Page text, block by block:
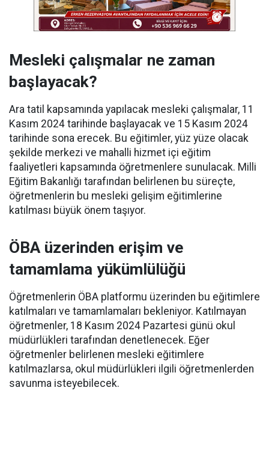
Mesleki çalışmalar ne zaman
başlayacak?
Ara tatil kapsamında yapılacak mesleki çalışmalar, 11
Kasım 2024 tarihinde başlayacak ve 15 Kasım 2024
tarihinde sona erecek. Bu eğitimler, yüz yüze olacak
şekilde merkezi ve mahalli hizmet içi eğitim
faaliyetleri kapsamında öğretmenlere sunulacak. Milli
Eğitim Bakanlığı tarafından belirlenen bu süreçte,
öğretmenlerin bu mesleki gelişim eğitimlerine
katılması büyük önem taşıyor.
ÖBA üzerinden erişim ve
tamamlama yükümlülüğü
Öğretmenlerin ÖBA platformu üzerinden bu eğitimlere
katılmaları ve tamamlamaları bekleniyor. Katılmayan
öğretmenler, 18 Kasım 2024 Pazartesi günü okul
müdürlükleri tarafından denetlenecek. Eğer
öğretmenler belirlenen mesleki eğitimlere
katılmazlarsa, okul müdürlükleri ilgili öğretmenlerden
savunma isteyebilecek.